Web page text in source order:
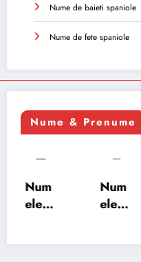
Nume de baieti spaniole
Nume de fete spaniole
Nume & Prenume
Num
ele
Num
ele